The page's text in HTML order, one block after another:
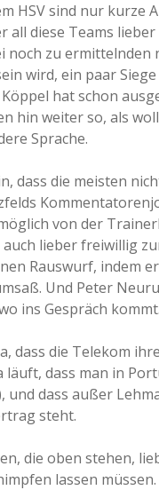
HSV sind nur kurze
all diese Teams
noch zu
wird, ein paar
hat schon
hin weiter so, als
Sprache.
dass die meisten
von der
lieber freiwillig
Rauswurf, indem
Und Peter
ins Gespräch kommt.
dass die Telekom
dass man in
dass außer
steht.
die oben stehen,
lassen